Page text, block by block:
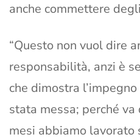
anche commettere
“Questo non vuol dire
responsabilità, anzi è
che dimostra
stata messa; perché
mesi abbiamo lavorato